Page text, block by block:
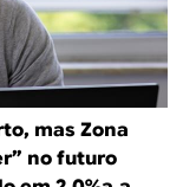
mas Zona
no futuro